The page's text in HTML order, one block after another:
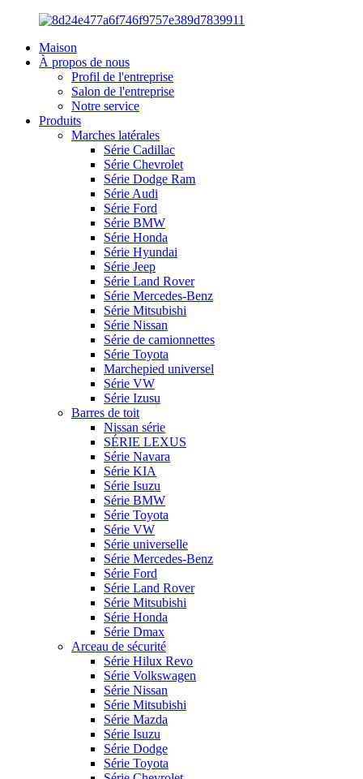
Maison
À propos de nous
Profil de l'entreprise
Salon de l'entreprise
Notre service
Produits
Marches latérales
Série Cadillac
Série Chevrolet
Série Dodge Ram
Série Audi
Série Ford
Série BMW
Série Honda
Série Hyundai
Série Jeep
Série Land Rover
Série Mercedes-Benz
Série Mitsubishi
Série Nissan
Série de camionnettes
Série Toyota
Marchepied universel
Série VW
Série Izusu
Barres de toit
Nissan série
SÉRIE LEXUS
Série Navara
Série KIA
Série Isuzu
Série BMW
Série Toyota
Série VW
Série universelle
Série Mercedes-Benz
Série Ford
Série Land Rover
Série Mitsubishi
Série Honda
Série Dmax
Arceau de sécurité
Série Hilux Revo
Série Volkswagen
Série Nissan
Série Mitsubishi
Série Mazda
Série Isuzu
Série Dodge
Série Toyota